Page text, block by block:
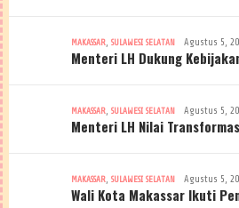
MAKASSAR, SULAWESI SELATAN Agustus 5,
Menteri LH Dukung
MAKASSAR, SULAWESI SELATAN Agustus 5,
Menteri LH Nilai
MAKASSAR, SULAWESI SELATAN Agustus 5,
Wali Kota Makassar Ikuti